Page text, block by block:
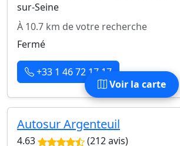
Voir la carte
sur-Seine
À 10.7 km de votre recherche
Fermé
+33 1 46 72 17 17
Autosur Argenteuil
4.63 (212 avis)